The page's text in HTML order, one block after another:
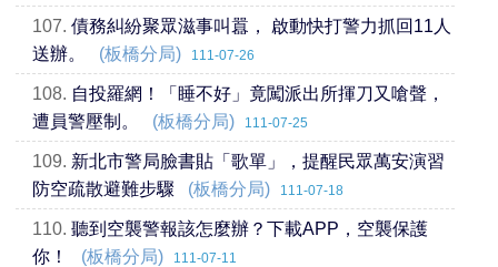
107. 債務糾紛聚眾滋事叫囂， 啟動快打警力抓回11人
送辦。
(板橋分局) 111-07-26
108. 自投羅網！「睡不好」竟闖派出所揮刀又嗆聲，
遭員警壓制。
(板橋分局) 111-07-25
109. 新北市警局臉書貼「歌單」，提醒民眾萬安演習
防空疏散避難步驟
(板橋分局) 111-07-18
110. 聽到空襲警報該怎麼辦？下載APP，空襲保護
你！
(板橋分局) 111-07-11